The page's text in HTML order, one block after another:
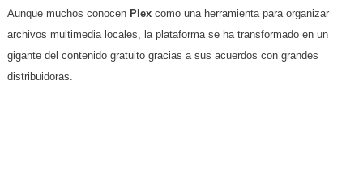
​Aunque muchos conocen Plexcomo una herramienta para organizar
archivos multimedia locales, la plataforma se ha transformado en un
gigante del contenido gratuito gracias a sus acuerdos con grandes
distribuidoras.